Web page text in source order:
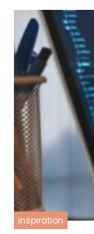
inspiration